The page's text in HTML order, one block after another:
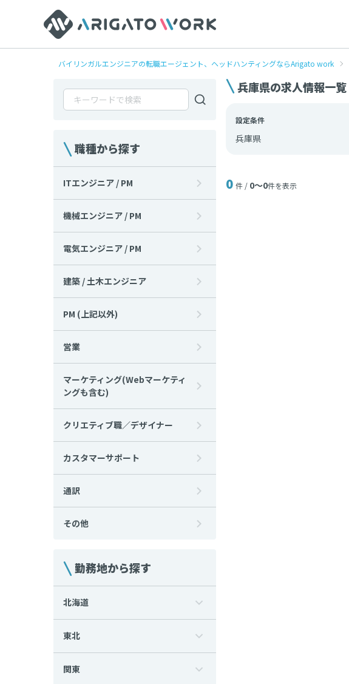
バイリンガルエンジニアの転職エージェント、ヘッドハンティングならArigato work
兵庫県の求人情報一覧
設定条件
兵庫県
0 件 / 0〜0件を表示
職種から探す
ITエンジニア / PM
機械エンジニア / PM
電気エンジニア / PM
建築 / 土木エンジニア
PM (上記以外)
営業
マーケティング(Webマーケティ
ングも含む)
クリエティブ職／デザイナー
カスタマーサポート
通訳
その他
勤務地から探す
北海道
東北
関東